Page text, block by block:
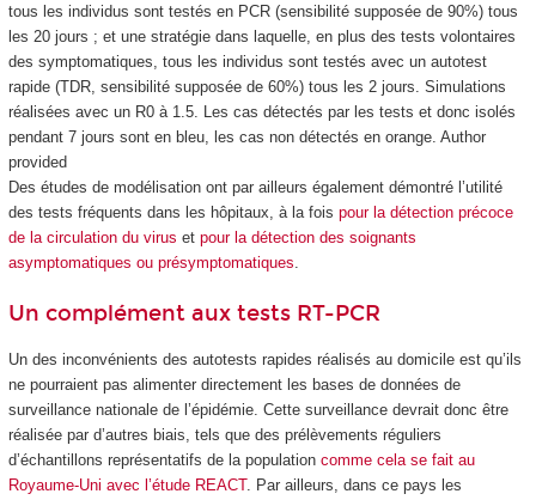
tous les individus sont testés en PCR (sensibilité supposée de 90%) tous
les 20 jours ; et une stratégie dans laquelle, en plus des tests volontaires
des symptomatiques, tous les individus sont testés avec un autotest
rapide (TDR, sensibilité supposée de 60%) tous les 2 jours. Simulations
réalisées avec un R0 à 1.5. Les cas détectés par les tests et donc isolés
pendant 7 jours sont en bleu, les cas non détectés en orange. Author
provided
Des études de modélisation ont par ailleurs également démontré l’utilité
des tests fréquents dans les hôpitaux, à la fois pour la détection précoce
de la circulation du virus et pour la détection des soignants
asymptomatiques ou présymptomatiques
Un complément aux tests RT-PCR
Un des inconvénients des autotests rapides réalisés au domicile est qu’ils
ne pourraient pas alimenter directement les bases de données de
surveillance nationale de l’épidémie. Cette surveillance devrait donc être
réalisée par d’autres biais, tels que des prélèvements réguliers
d’échantillons représentatifs de la population comme cela se fait au
Royaume-Uni avec l’étude REACT. Par ailleurs, dans ce pays les